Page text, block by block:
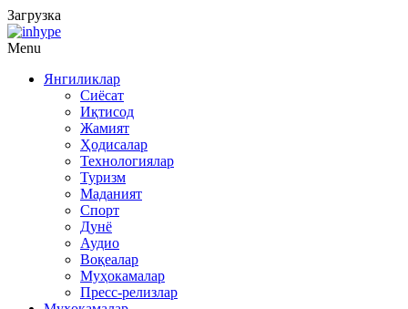
Загрузка
Menu
Янгиликлар
Сиёсат
Иқтисод
Жамият
Ҳодисалар
Технологиялар
Туризм
Маданият
Спорт
Дунё
Аудио
Воқеалар
Муҳокамалар
Пресс-релизлар